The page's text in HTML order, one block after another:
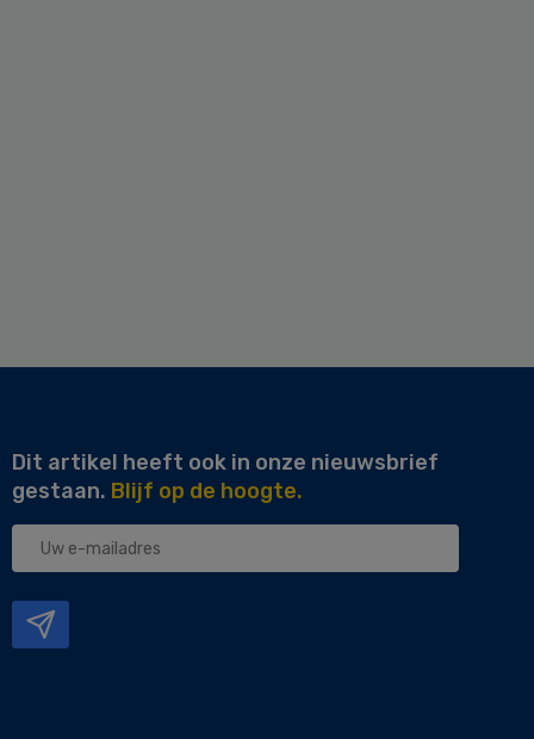
Dit artikel heeft ook in onze nieuwsbrief
gestaan. Blijf op de hoogte.
Uw